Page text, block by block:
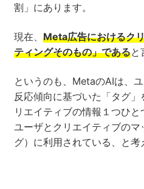
割」にあります。
現在、 Meta広告におけるク
ティングそのもの」であると
というのも、MetaのAIは、
反応傾向に基づいた「タグ
リエイティブの情報１つひ
ユーザとクリエイティブの
グ）に利用されている、と考